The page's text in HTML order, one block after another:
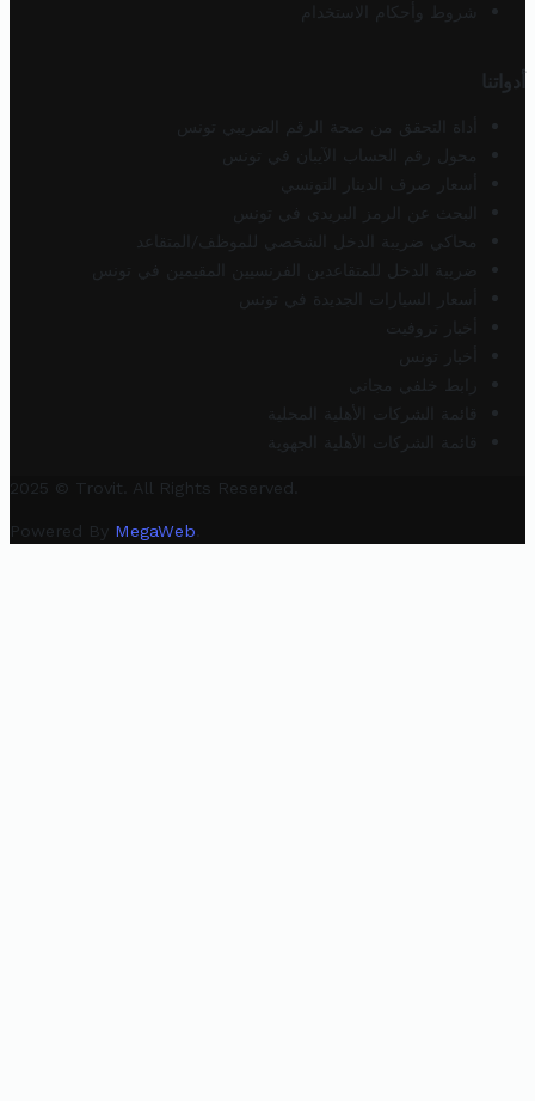
شروط وأحكام الاستخدام
أدواتنا
أداة التحقق من صحة الرقم الضريبي تونس
محول رقم الحساب الآيبان في تونس
أسعار صرف الدينار التونسي
البحث عن الرمز البريدي في تونس
محاكي ضريبة الدخل الشخصي للموظف/المتقاعد
ضريبة الدخل للمتقاعدين الفرنسيين المقيمين في تونس
أسعار السيارات الجديدة في تونس
أخبار تروفيت
أخبار تونس
رابط خلفي مجاني
قائمة الشركات الأهلية المحلية
قائمة الشركات الأهلية الجهوية
2025 © Trovit. All Rights Reserved.
Powered By MegaWeb